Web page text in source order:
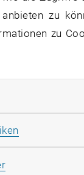
zu
zu
Marketing